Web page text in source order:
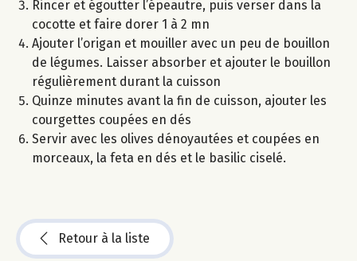
Rincer et égoutter l’épeautre, puis verser dans la
cocotte et faire dorer 1 à 2 mn
Ajouter l’origan et mouiller avec un peu de bouillon
de légumes. Laisser absorber et ajouter le bouillon
régulièrement durant la cuisson
Quinze minutes avant la fin de cuisson, ajouter les
courgettes coupées en dés
Servir avec les olives dénoyautées et coupées en
morceaux, la feta en dés et le basilic ciselé.
Retour à la liste